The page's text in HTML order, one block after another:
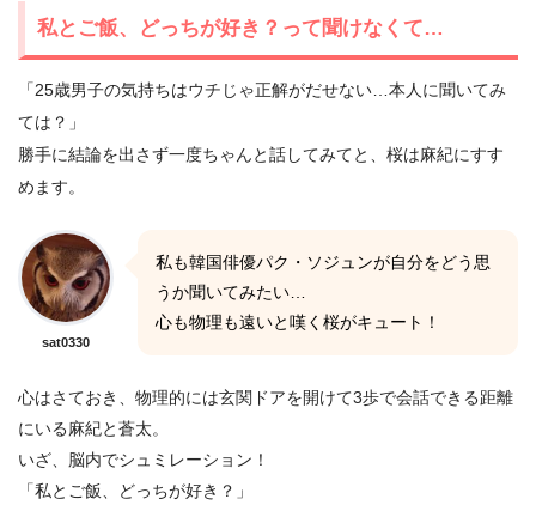
私とご飯、どっちが好き？って聞けなくて…
「25歳男子の気持ちはウチじゃ正解がだせない…本人に聞いてみ
ては？」
勝手に結論を出さず一度ちゃんと話してみてと、桜は麻紀にすす
めます。
sat0330
私も韓国俳優パク・ソジュンが自分をどう思
うか聞いてみたい…
心も物理も遠いと嘆く桜がキュート！
心はさておき、物理的には玄関ドアを開けて3歩で会話できる距離
にいる麻紀と蒼太。
いざ、脳内でシュミレーション！
「私とご飯、どっちが好き？」